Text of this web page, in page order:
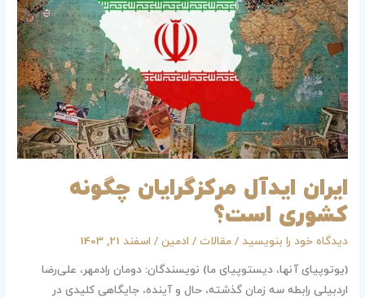
ایران ایدآل مرکزگرایان چگونه
کشوری است؟
دیدگاه‌ خود را بنویسید /مقالات / ادمین/ اسفند 21, 1403
(یوتوپیای آنها، دیستوپیای ما) نویسندگان: دومان رادمهر، علی‌رضا
اردبیلی رابطه سه زمان گذشته، حال و آینده، جایگاهی کلیدی در
کشوری
است؟